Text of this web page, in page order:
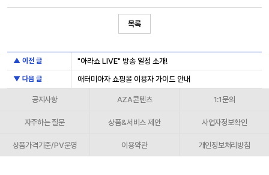
목록
▲ 이전 글 "아라쇼 LIVE" 방송 일정 소개!
▼ 다음 글 애터미아자 쇼핑몰 이용자 가이드 안내
공지사항 AZA콘텐츠 1:1문의
자주하는 질문 상품&서비스 제안 사업자정보확인
상품가격기준/PV운영 이용약관 개인정보처리방침